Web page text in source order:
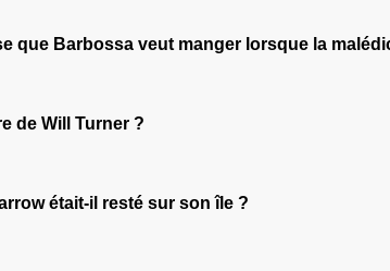
que Barbossa veut manger lorsque la
de Will Turner ?
était-il resté sur son île ?